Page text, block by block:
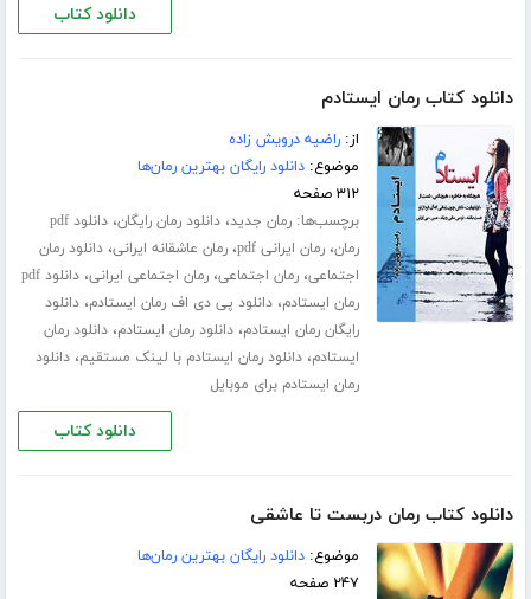
دانلود کتاب
دانلود کتاب رمان ایستادم
از:راضیه درویش زاده
موضوع:دانلود رایگان بهترین رمان‌ها
۳۱۲ صفحه
برچسب‌ها:رمان جدید،دانلود رمان رایگان،
دانلود pdf
رمان،رمان ایرانی pdf ،رمان عاشقانه ایرانی،دانلود رمان
اجتماعی،رمان اجتماعی،رمان اجتماعی ایرانی،
دانلود pdf
رمان ایستادم،دانلود پی دی اف رمان ایستادم،دانلود
رایگان رمان ایستادم،دانلود رمان ایستادم،دانلود رمان
ایستادم،دانلود رمان ایستادم با لینک مستقیم،دانلود
رمان ایستادم برای موبایل
دانلود کتاب
دانلود کتاب رمان دربست تا عاشقی
موضوع:دانلود رایگان بهترین رمان‌ها
۲۴۷ صفحه